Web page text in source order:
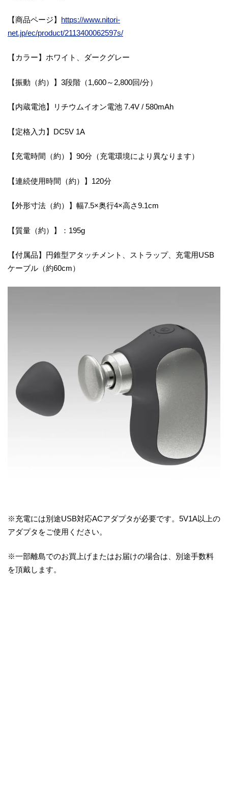
【商品ページ】 https://www.nitori-
net.jp/ec/product/2113400062597s/
【カラー】ホワイト、ダークグレー
【振動（約）】3段階（1,600～2,800回/分）
【内蔵電池】リチウムイオン電池 7.4V / 580mAh
【定格入力】DC5V 1A
【充電時間（約）】90分（充電環境により異なります）
【連続使用時間（約）】120分
【外形寸法（約）】幅7.5×奥行4×高さ9.1cm
【質量（約）】：195g
【付属品】円錐型アタッチメント、ストラップ、充電用USB
ケーブル（約60cm）
※充電には別途USB対応ACアダプタが必要です。5V1A以上の
アダプタをご使用ください。
※一部離島でのお買上げまたはお届けの場合は、別途手数料
を頂戴します。